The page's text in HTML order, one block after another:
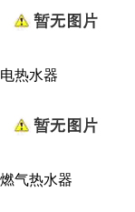
电热水器
燃气热水器